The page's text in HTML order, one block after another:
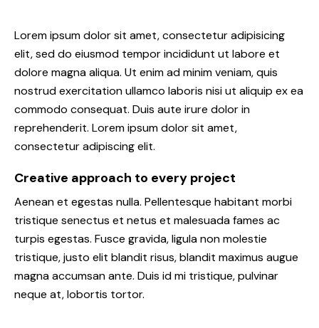
Lorem ipsum dolor sit amet, consectetur adipisicing
elit, sed do eiusmod tempor incididunt ut labore et
dolore magna aliqua. Ut enim ad minim veniam, quis
nostrud exercitation ullamco laboris nisi ut aliquip ex ea
commodo consequat. Duis aute irure dolor in
reprehenderit. Lorem ipsum dolor sit amet,
consectetur adipiscing elit.
Creative approach to every project
Aenean et egestas nulla. Pellentesque habitant morbi
tristique senectus et netus et malesuada fames ac
turpis egestas. Fusce gravida, ligula non molestie
tristique, justo elit blandit risus, blandit maximus augue
magna accumsan ante. Duis id mi tristique, pulvinar
neque at, lobortis tortor.